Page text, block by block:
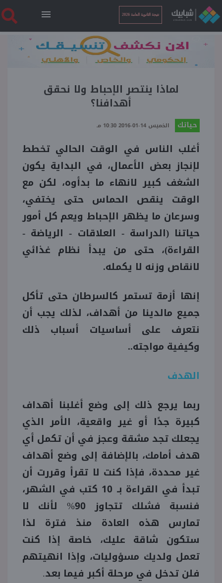
نتيجة الثانوية العامة 2026
الرئيسية
نتيجة الثانوية العامة 2026
فنجان قهوة
بوابة الطلبة
ملفات
منوعات
لماذا ينتصر الإحباط ولا نحقق
أهدافنا؟
حياتك الخميس 14-01-2016 10:30 مـ
أغلب الناس في الوقت الحالي تخطط
لإنجاز بعض الأعمال، في البداية يكون
الشغف كبير لانهاء ما بدأوه، لكن مع
الوقت ينقص الحماس حتى يختفي،
وسرعان ما يظهر الإحباط ويعم كل أمور
حياتنا (الدراسة - العلاقات - الرياضة -
القراءة)، حتى من يبدأ نظام غذائي
لانقاص وزنه لا يكمله.
إنها أزمة تستمر كالسرطان حتى تأكل
جميع مالدينا من أهداف، لذلك يجب أن
نتعرف على أساسيات أسباب ذلك
وكيفية مواجته..
الهدف
ربما يرجع ذلك إلى وضع أغلبنا أهداف
كبيرة جدًا أو غير واقعية، الأمر الذي
يجعلك تجد مشقة وعجز في أن تكمل أي
هدف أمامك، بالإضافة إلى وضع أهداف
غير محددة، فإذا كنت لا تقرأ وقررت أن
تبدأ في القراءة بـ 10 كتب في الشهر،
فنسبة فشلك تتجاوز 90% لأنك لا
تمارس هذه العادة منذ فترة لذا
ستكون شاقة عليك، خاصة إذا كنت
تعمل ولديك مسؤوليات، وإذا انهيتهم
فلن تدخل في مرحلة أكبر فيما بعد.